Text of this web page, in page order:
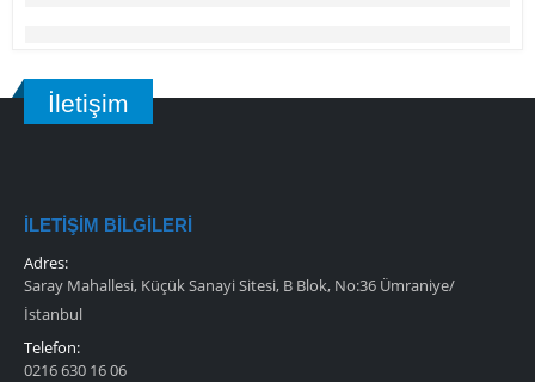
İletişim
İLETIŞIM BILGILERI
Adres:
Saray Mahallesi, Küçük Sanayi Sitesi, B Blok, No:36 Ümraniye/
İstanbul
Telefon:
0216 630 16 06